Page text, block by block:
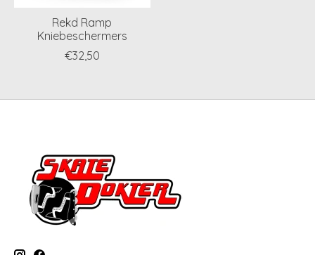
Rekd Ramp
Kniebeschermers
€32,50